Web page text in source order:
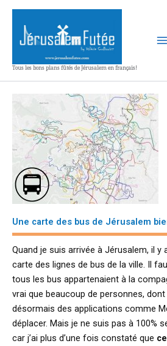
Aller
contenu
Tous les bons plans fûtés de Jérusalem en français!
Une carte des bus de Jérusalem
Quand je suis arrivée à Jérusalem, il y
carte des lignes de bus de la ville. Il
tous les bus appartenaient à la
vrai que beaucoup de personnes,
désormais des applications comme
déplacer. Mais je ne suis pas à 100%
car j’ai plus d’une fois constaté que